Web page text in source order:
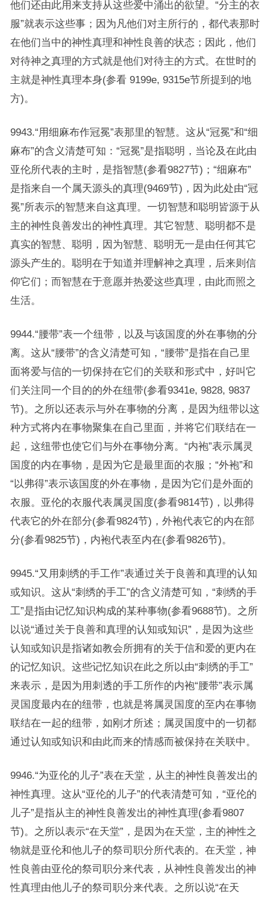
他们还由此用来支持从这些爱中涌出的欲望。“分主的衣
服”就表示这些事；因为凡他们对主所行的，都代表那时
在他们当中的神性真理和神性良善的状态；因此，他们
对待神之真理的方式就是他们对待主的方式。在世时的
主就是神性真理本身(参看 9199e, 9315e节所提到的地
方)。
9943.“用细麻布作冠冕”表那里的智慧。这从“冠冕”和“细
麻布”的含义清楚可知：“冠冕”是指聪明，当论及在此由
亚伦所代表的主时，是指智慧(参看9827节)；“细麻布”
是指来自一个属天源头的真理(9469节)，因为此处由“冠
冕”所表示的智慧来自这真理。一切智慧和聪明皆源于从
主的神性良善发出的神性真理。其它智慧、聪明都不是
真实的智慧、聪明，因为智慧、聪明无一是由任何其它
源头产生的。聪明在于知道并理解神之真理，后来则信
仰它们；而智慧在于意愿并热爱这些真理，由此而照之
生活。
9944.“腰带”表一个纽带，以及与该国度的外在事物的分
离。这从“腰带”的含义清楚可知，“腰带”是指在自己里
面将爱与信的一切保持在它们的关联和形式中，好叫它
们关注同一个目的的外在纽带(参看9341e, 9828, 9837
节)。之所以还表示与外在事物的分离，是因为纽带以这
种方式将内在事物聚集在自己里面，并将它们联结在一
起，这纽带也使它们与外在事物分离。“内袍”表示属灵
国度的内在事物，是因为它是最里面的衣服；“外袍”和
“以弗得”表示该国度的外在事物，是因为它们是外面的
衣服。亚伦的衣服代表属灵国度(参看9814节)，以弗得
代表它的外在部分(参看9824节)，外袍代表它的内在部
分(参看9825节)，内袍代表至内在(参看9826节)。
9945.“又用刺绣的手工作”表通过关于良善和真理的认知
或知识。这从“刺绣的手工”的含义清楚可知，“刺绣的手
工”是指由记忆知识构成的某种事物(参看9688节)。之所
以说“通过关于良善和真理的认知或知识”，是因为这些
认知或知识是指诸如教会所拥有的关于信和爱的更内在
的记忆知识。这些记忆知识在此之所以由“刺绣的手工”
来表示，是因为用刺透的手工所作的内袍“腰带”表示属
灵国度最内在的纽带，也就是将属灵国度的至内在事物
联结在一起的纽带，如刚才所述；属灵国度中的一切都
通过认知或知识和由此而来的情感而被保持在关联中。
9946.“为亚伦的儿子”表在天堂，从主的神性良善发出的
神性真理。这从“亚伦的儿子”的代表清楚可知，“亚伦的
儿子”是指从主的神性良善发出的神性真理(参看9807
节)。之所以表示“在天堂”，是因为在天堂，主的神性之
物就是亚伦和他儿子的祭司职分所代表的。在天堂，神
性良善由亚伦的祭司职分来代表，从神性良善发出的神
性真理由他儿子的祭司职分来代表。之所以说“在天